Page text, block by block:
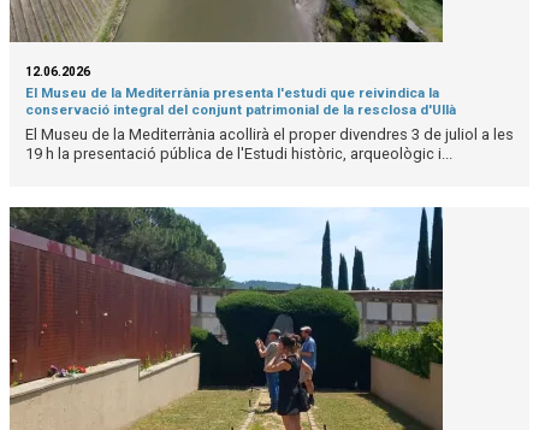
12.06.2026
El Museu de la Mediterrània presenta l'estudi que reivindica la
conservació integral del conjunt patrimonial de la resclosa d'Ullà
El Museu de la Mediterrània acollirà el proper divendres 3 de juliol a les
19 h la presentació pública de l'Estudi històric, arqueològic i...